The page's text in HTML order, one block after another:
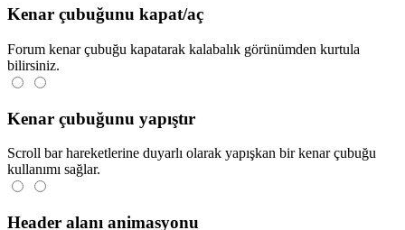
Kenar çubuğunu kapat/aç
Forum kenar çubuğu kapatarak kalabalık görünümden kurtula
bilirsiniz.
Kenar çubuğunu yapıştır
Scroll bar hareketlerine duyarlı olarak yapışkan bir kenar çubuğu
kullanımı sağlar.
Header alanı animasyonu